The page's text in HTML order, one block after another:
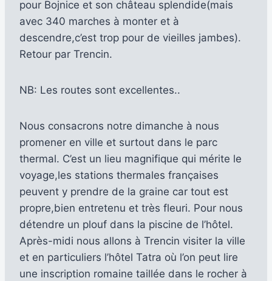
pour Bojnice et son château splendide(mais
avec 340 marches à monter et à
descendre,c’est trop pour de vieilles jambes).
Retour par Trencin.
NB: Les routes sont excellentes..
Nous consacrons notre dimanche à nous
promener en ville et surtout dans le parc
thermal. C’est un lieu magnifique qui mérite le
voyage,les stations thermales françaises
peuvent y prendre de la graine car tout est
propre,bien entretenu et très fleuri. Pour nous
détendre un plouf dans la piscine de l’hôtel.
Après-midi nous allons à Trencin visiter la ville
et en particuliers l’hôtel Tatra où l’on peut lire
une inscription romaine taillée dans le rocher à